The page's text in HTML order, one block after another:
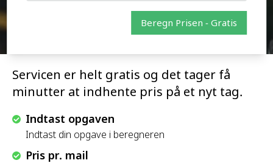
Servicen er helt gratis og det tager få
minutter at indhente pris på et nyt tag.
Indtast opgaven
Indtast din opgave i beregneren
Pris pr. mail
Beregn Prisen - Gratis